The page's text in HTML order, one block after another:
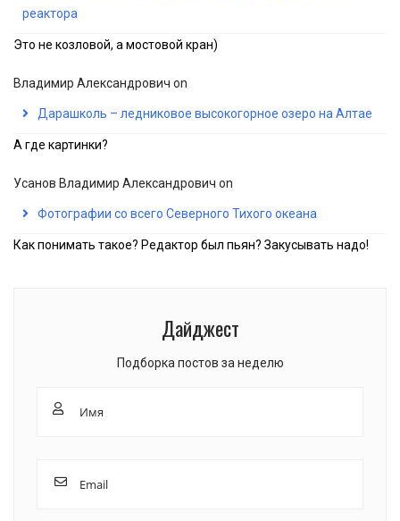
реактора
Это не козловой, а мостовой кран)
Владимир Александрович on
Дарашколь – ледниковое высокогорное озеро на Алтае
А где картинки?
Усанов Владимир Александрович on
Фотографии со всего Северного Тихого океана
Как понимать такое? Редактор был пьян? Закусывать надо!
Дайджест
Подборка постов за неделю